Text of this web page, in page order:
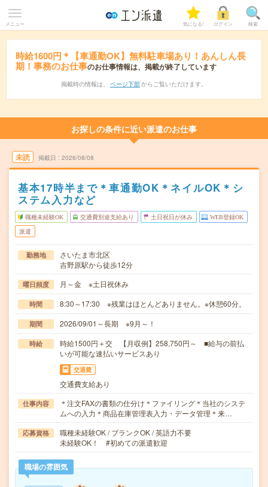
メニュー 気になる! ログイン 検索
時給1600円＊【車通勤OK】無料駐車場あり！あんしん長
期！事務のお仕事のお仕事情報は、掲載が終了しています
掲載時の情報は、 ページ下部 からご覧いただけます。
お探しの条件に近い派遣のお仕事
未読 掲載日 2026/08/08
基本17時半まで＊車通勤OK＊ネイルOK＊シ
ステム入力など
職種未経験OK 交通費別途支給あり 土日祝日が休み WEB登録OK
派遣
勤務地
さいたま市北区
吉野原駅から徒歩12分
曜日頻度 月～金 ※土日祝休み
時間 8:30～17:30 ※残業はほとんどありません。※休憩60分。
期間 2026/09/01～長期 ※9月～！
時給
時給1500円＋交 【月収例】258,750円～ ■給与の前払
いが可能な速払いサービスあり
交通費
交通費支給あり
仕事内容
＊注文FAXの書類の仕分け＊ファイリング＊当社のシステ
ムへの入力＊商品在庫管理表入力・データ管理＊来…
応募資格
職種未経験OK / ブランクOK / 英語力不要
未経験OK！ #初めての派遣歓迎
職場の雰囲気